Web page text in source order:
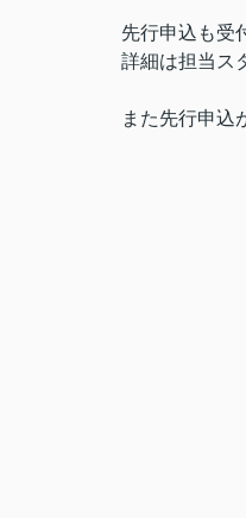
先行申込も受
詳細は担当ス
また先行申込